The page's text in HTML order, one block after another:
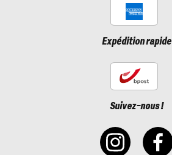
Expédition rapide
Suivez-nous !